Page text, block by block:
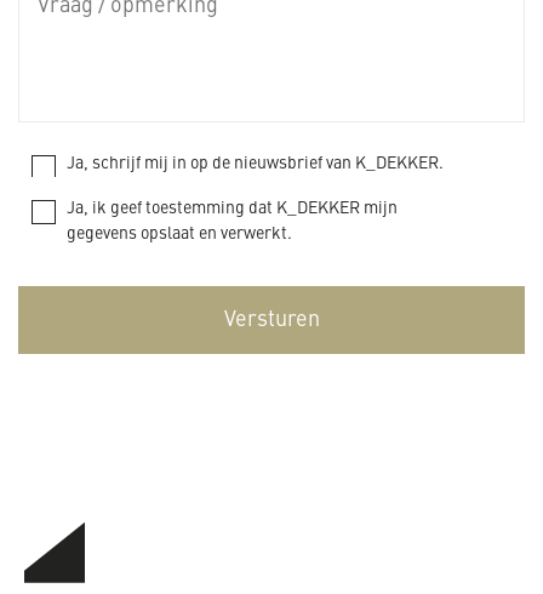
Ja, schrijf mij in op de nieuwsbrief van K_DEKKER.
Ja, ik geef toestemming dat K_DEKKER mijn
gegevens opslaat en verwerkt.